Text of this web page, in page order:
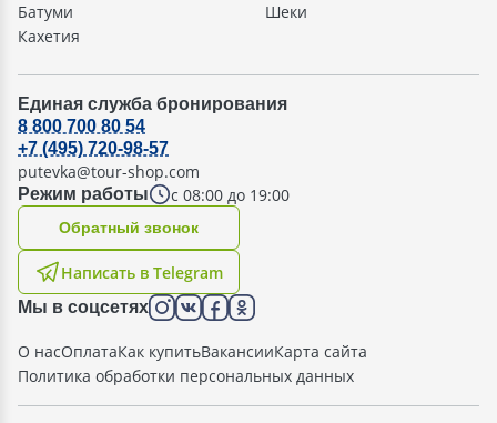
Батуми
Кахетия
Шеки
Единая служба бронирования
Режим работы с 08:00 до 19:00
8 800 700 80 54
+7 (495) 720-98-57
putevka@tour-shop.com
Написать в Telegram
Oбратный звонок
Мы в соцсетях
О насОплатаКак купитьВакансииКарта сайта
Политика обработки персональных данных